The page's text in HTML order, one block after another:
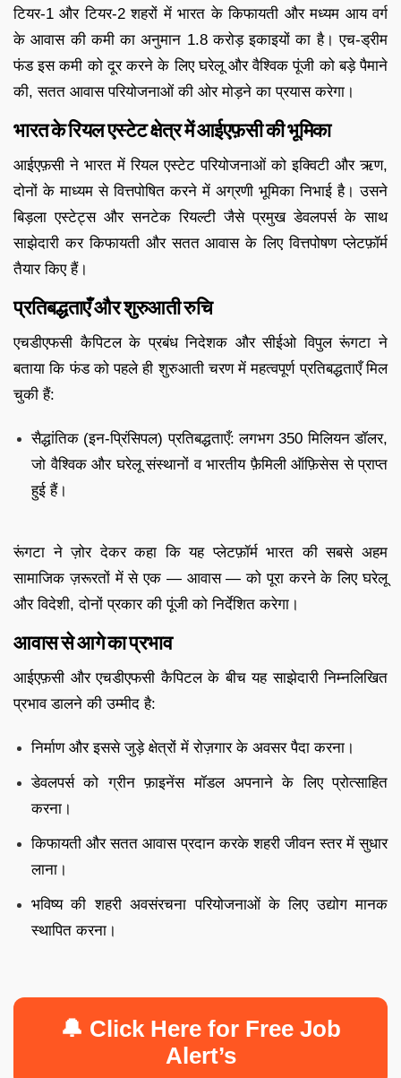
टियर-1 और टियर-2 शहरों में भारत के किफायती और मध्यम आय वर्ग
के आवास की कमी का अनुमान 1.8 करोड़ इकाइयों का है। एच-ड्रीम
फंड इस कमी को दूर करने के लिए घरेलू और वैश्विक पूंजी को बड़े पैमाने
की, सतत आवास परियोजनाओं की ओर मोड़ने का प्रयास करेगा।
भारत के रियल एस्टेट क्षेत्र में आईएफ़सी की भूमिका
आईएफ़सी ने भारत में रियल एस्टेट परियोजनाओं को इक्विटी और ऋण,
दोनों के माध्यम से वित्तपोषित करने में अग्रणी भूमिका निभाई है। उसने
बिड़ला एस्टेट्स और सनटेक रियल्टी जैसे प्रमुख डेवलपर्स के साथ
साझेदारी कर किफायती और सतत आवास के लिए वित्तपोषण प्लेटफ़ॉर्म
तैयार किए हैं।
प्रतिबद्धताएँ और शुरुआती रुचि
एचडीएफसी कैपिटल के प्रबंध निदेशक और सीईओ विपुल रूंगटा ने
बताया कि फंड को पहले ही शुरुआती चरण में महत्वपूर्ण प्रतिबद्धताएँ मिल
चुकी हैं:
सैद्धांतिक (इन-प्रिंसिपल) प्रतिबद्धताएँ: लगभग 350 मिलियन डॉलर,
जो वैश्विक और घरेलू संस्थानों व भारतीय फ़ैमिली ऑफ़िसेस से प्राप्त
हुई हैं।
रूंगटा ने ज़ोर देकर कहा कि यह प्लेटफ़ॉर्म भारत की सबसे अहम
सामाजिक ज़रूरतों में से एक — आवास — को पूरा करने के लिए घरेलू
और विदेशी, दोनों प्रकार की पूंजी को निर्देशित करेगा।
आवास से आगे का प्रभाव
आईएफ़सी और एचडीएफसी कैपिटल के बीच यह साझेदारी निम्नलिखित
प्रभाव डालने की उम्मीद है:
निर्माण और इससे जुड़े क्षेत्रों में रोज़गार के अवसर पैदा करना।
डेवलपर्स को ग्रीन फ़ाइनेंस मॉडल अपनाने के लिए प्रोत्साहित
करना।
किफायती और सतत आवास प्रदान करके शहरी जीवन स्तर में सुधार
लाना।
भविष्य की शहरी अवसंरचना परियोजनाओं के लिए उद्योग मानक
स्थापित करना।
🔔 Click Here for Free Job
Alert’s